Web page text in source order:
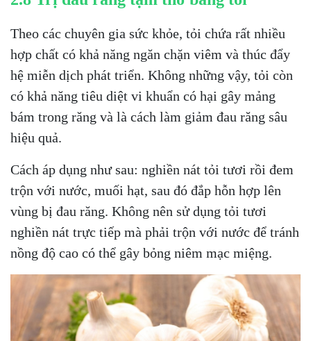
Theo các chuyên gia sức khỏe, tỏi chứa rất nhiều
hợp chất có khả năng ngăn chặn viêm và thúc đẩy
hệ miễn dịch phát triển. Không những vậy, tỏi còn
có khả năng tiêu diệt vi khuẩn có hại gây mảng
bám trong răng và là cách làm giảm đau răng sâu
hiệu quả.
Cách áp dụng như sau: nghiền nát tỏi tươi rồi đem
trộn với nước, muối hạt, sau đó đắp hỗn hợp lên
vùng bị đau răng. Không nên sử dụng tỏi tươi
nghiền nát trực tiếp mà phải trộn với nước để tránh
nồng độ cao có thể gây bỏng niêm mạc miệng.